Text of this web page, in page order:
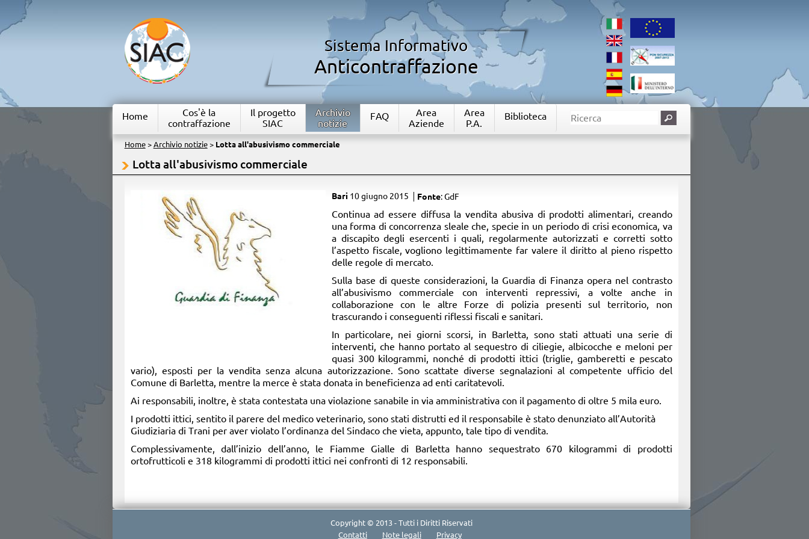
Sistema Informativo
Anticontraffazione
Home
Cos'è la
contraffazione
Il progetto
SIAC
Archivio
notizie
FAQ
Area
Aziende
Area
P.A.
Biblioteca
Home> Archivio notizie> Lotta all'abusivismo commerciale
Lotta all'abusivismo commerciale
Bari 10 giugno 2015 Fonte: GdF
​Continua ad essere diffusa la vendita abusiva di prodotti alimentari, creando
una forma di concorrenza sleale che, specie in un periodo di crisi economica, va
a discapito degli esercenti i quali, regolarmente autorizzati e corretti sotto
l’aspetto fiscale, vogliono legittimamente far valere il diritto al pieno rispetto
delle regole di mercato.
Sulla base di queste considerazioni, la Guardia di Finanza opera nel contrasto
all’abusivismo commerciale con interventi repressivi, a volte anche in
collaborazione con le altre Forze di polizia presenti sul territorio, non
trascurando i conseguenti riflessi fiscali e sanitari.
In particolare, nei giorni scorsi, in Barletta, sono stati attuati una serie di
interventi, che hanno portato al sequestro di ciliegie, albicocche e meloni per
quasi 300 kilogrammi, nonché di prodotti ittici (triglie, gamberetti e pescato
vario), esposti per la vendita senza alcuna autorizzazione. Sono scattate diverse segnalazioni al competente ufficio del
Comune di Barletta, mentre la merce è stata donata in beneficienza ad enti caritatevoli.
Ai responsabili, inoltre, è stata contestata una violazione sanabile in via amministrativa con il pagamento di oltre 5 mila euro.
I prodotti ittici, sentito il parere del medico veterinario, sono stati distrutti ed il responsabile è stato denunziato all’Autorità
Giudiziaria di Trani per aver violato l’ordinanza del Sindaco che vieta, appunto, tale tipo di vendita.
Complessivamente, dall’inizio dell’anno, le Fiamme Gialle di Barletta hanno sequestrato 670 kilogrammi di prodotti
ortofrutticoli e 318 kilogrammi di prodotti ittici nei confronti di 12 responsabili.
Copyright © 2013 - Tutti i Diritti Riservati
Contatti
Note legali Privacy